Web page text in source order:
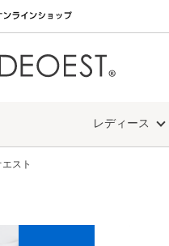
レディース
スト